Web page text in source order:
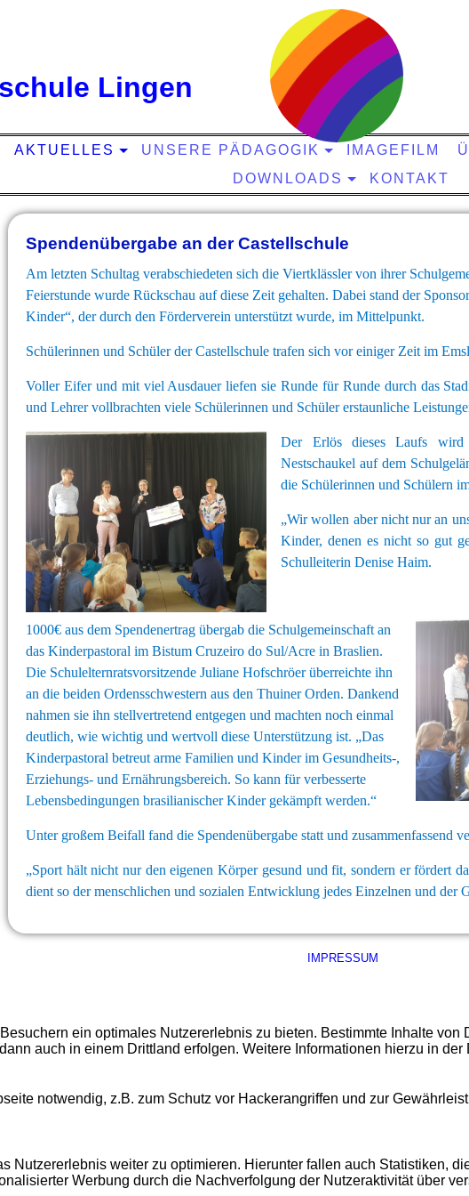
schule Lingen
AKTUELLES UNSERE PÄDAGOGIK IMAGEFILM
DOWNLOADS
KONTAKT
Spendenübergabe an der Castellschule
Am letzten Schultag verabschiedeten sich die Viertklässler von ihrer
Feierstunde wurde Rückschau auf diese Zeit gehalten. Dabei stand der
Kinder“, der durch den Förderverein unterstützt wurde, im Mittelpunkt.
Schülerinnen und Schüler der Castellschule trafen sich vor einiger Zeit im
Voller Eifer und mit viel Ausdauer liefen sie Runde für Runde durch das
und Lehrer vollbrachten viele Schülerinnen und Schüler erstaunliche
Der Erlös dieses Laufs wird
Nestschaukel auf dem
die Schülerinnen und Schülern
„Wir wollen aber nicht nur an
Kinder, denen es nicht so gut
Schulleiterin Denise Haim.
1000€ aus dem Spendenertrag übergab die Schulgemeinschaft an
das Kinderpastoral im Bistum Cruzeiro do Sul/Acre in Braslien.
Die Schulelternratsvorsitzende Juliane Hofschröer überreichte ihn
an die beiden Ordensschwestern aus den Thuiner Orden. Dankend
nahmen sie ihn stellvertretend entgegen und machten noch einmal
deutlich, wie wichtig und wertvoll diese Unterstützung ist. „Das
Kinderpastoral betreut arme Familien und Kinder im Gesundheits-,
Erziehungs- und Ernährungsbereich. So kann für verbesserte
Lebensbedingungen brasilianischer Kinder gekämpft werden.“
Unter großem Beifall fand die Spendenübergabe statt und zusammenfassend
„Sport hält nicht nur den eigenen Körper gesund und fit, sondern er fördert
dient so der menschlichen und sozialen Entwicklung jedes Einzelnen und der
IMPRESSUM
ein optimales Nutzererlebnis zu bieten. Bestimmte Inhalte
auch in einem Drittland erfolgen. Weitere Informationen hierzu in der
notwendig, z.B. zum Schutz vor Hackerangriffen und zur
Nutzererlebnis weiter zu optimieren. Hierunter fallen auch Statistiken,
Werbung durch die Nachverfolgung der Nutzeraktivität über